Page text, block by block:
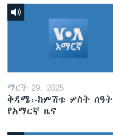
ማርች 29, 2025
ቅዳሜ፡-ከምሽቱ ሦስት ሰዓት
የአማርኛ ዜና